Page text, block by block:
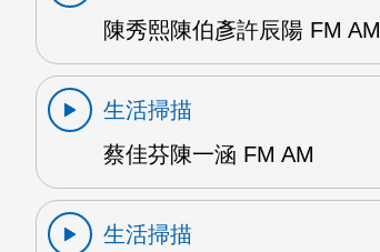
陳秀熙陳伯彥許辰陽 FM AM
生活掃描
蔡佳芬陳一涵 FM AM
生活掃描